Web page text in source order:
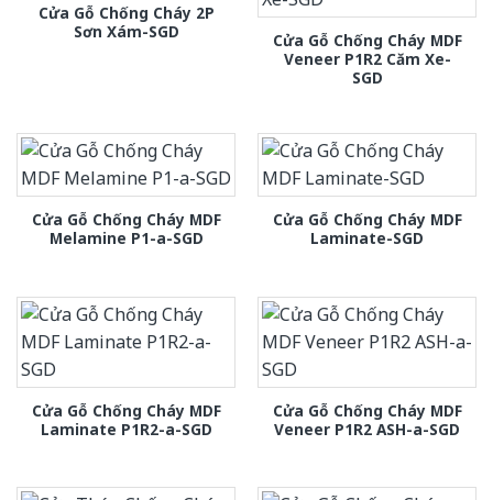
Cửa Gỗ Chống Cháy 2P
Sơn Xám-SGD
Cửa Gỗ Chống Cháy MDF
Veneer P1R2 Căm Xe-
SGD
Cửa Gỗ Chống Cháy MDF
Melamine P1-a-SGD
Cửa Gỗ Chống Cháy MDF
Laminate-SGD
Cửa Gỗ Chống Cháy MDF
Laminate P1R2-a-SGD
Cửa Gỗ Chống Cháy MDF
Veneer P1R2 ASH-a-SGD